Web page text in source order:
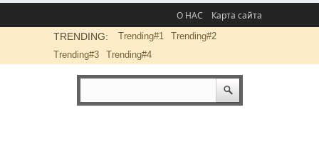
О НАС Карта сайта
TRENDING: Trending#1
Trending#2
Trending#3
Trending#4